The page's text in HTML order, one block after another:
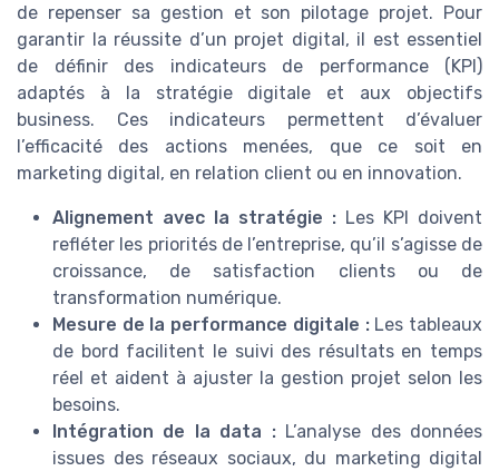
de repenser sa gestion et son pilotage projet. Pour
garantir la réussite d’un projet digital, il est essentiel
de définir des indicateurs de performance (KPI)
adaptés à la stratégie digitale et aux objectifs
business. Ces indicateurs permettent d’évaluer
l’efficacité des actions menées, que ce soit en
marketing digital, en relation client ou en innovation.
Alignement avec la stratégie : Les KPI doivent
refléter les priorités de l’entreprise, qu’il s’agisse de
croissance, de satisfaction clients ou de
transformation numérique.
Mesure de la performance digitale :Les tableaux
de bord facilitent le suivi des résultats en temps
réel et aident à ajuster la gestion projet selon les
besoins.
Intégration de la data :L’analyse des données
issues des réseaux sociaux, du marketing digital